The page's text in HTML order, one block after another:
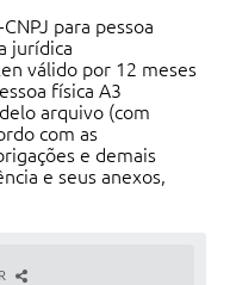
para pessoa
jurídica
válido por 12 meses
física A3
arquivo (com
com as
e demais
e seus anexos,